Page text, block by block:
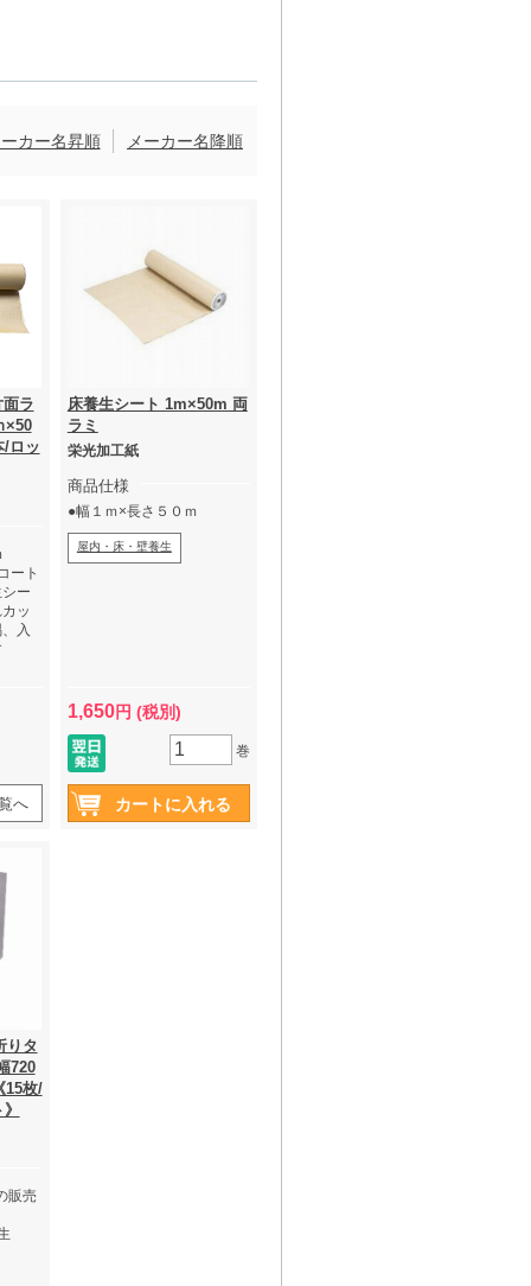
カー名昇順 メーカー名降順
ラ
×50
/ロッ
ート
ー
ッ
入
へ
床養生シート 1m×50m 両
ラミ
栄光加工紙
商品仕様
●幅１ｍ×長さ５０ｍ
屋内・床・壁養生
1,650円 (税別)
巻
りタ
720
15枚/
販売